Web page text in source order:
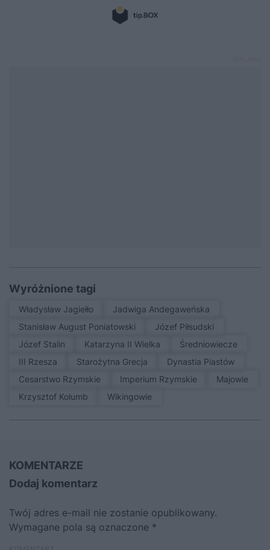
Wyróżnione tagi
Władysław Jagiełło
Jadwiga Andegaweńska
Stanisław August Poniatowski
Józef Piłsudski
Józef Stalin
Katarzyna II Wielka
średniowiecze
III Rzesza
Starożytna Grecja
Dynastia Piastów
Cesarstwo Rzymskie
Imperium Rzymskie
Majowie
Krzysztof Kolumb
Wikingowie
KOMENTARZE
Dodaj komentarz
Twój adres e-mail nie zostanie opublikowany.
Wymagane pola są oznaczone *